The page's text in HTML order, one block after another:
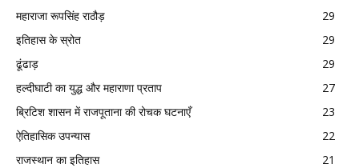
महाराजा रूपसिंह राठौड़
29
इतिहास के स्रोत
29
ढूंढाड़
29
हल्दीघाटी का युद्ध और महाराणा प्रताप
27
ब्रिटिश शासन में राजपूताना की रोचक घटनाएँ
23
ऐतिहासिक उपन्यास
22
राजस्थान का इतिहास
21